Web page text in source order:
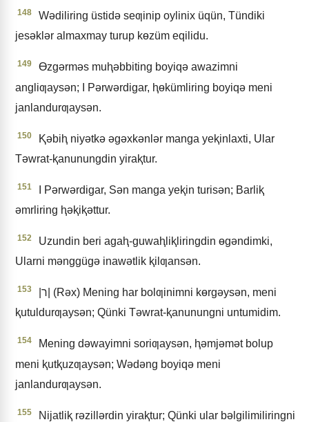
148
Wǝdiliring üstidǝ seƣinip oylinix üqün, Tündiki
jesǝklǝr almaxmay turup kɵzüm eqilidu.
149
Ɵzgǝrmǝs muⱨǝbbiting boyiqǝ awazimni
angliƣaysǝn; I Pǝrwǝrdigar, ⱨɵkümliring boyiqǝ meni
janlandurƣaysǝn.
150
Ⱪǝbiⱨ niyǝtkǝ ǝgǝxkǝnlǝr manga yeⱪinlaxti, Ular
Tǝwrat-ⱪanunungdin yiraⱪtur.
151
I Pǝrwǝrdigar, Sǝn manga yeⱪin turisǝn; Barliⱪ
ǝmrliring ⱨǝⱪiⱪǝttur.
152
Uzundin beri agaⱨ-guwaⱨliⱪliringdin ɵgǝndimki,
Ularni mǝnggügǝ inawǝtlik ⱪilƣansǝn.
153
ⱪutuldurƣaysǝn; Qünki Tǝwrat-ⱪanunungni untumidim.
154
Mening dǝwayimni soriƣaysǝn, ⱨǝmjǝmǝt bolup
meni ⱪutⱪuzƣaysǝn; Wǝdǝng boyiqǝ meni
janlandurƣaysǝn.
155
Nijatliⱪ rǝzillǝrdin yiraⱪtur; Qünki ular bǝlgilimiliringni